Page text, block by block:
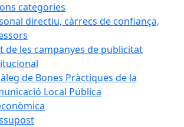
categories
directiu, càrrecs de confiança,
de les campanyes de publicitat
de Bones Pràctiques de la
Local Pública